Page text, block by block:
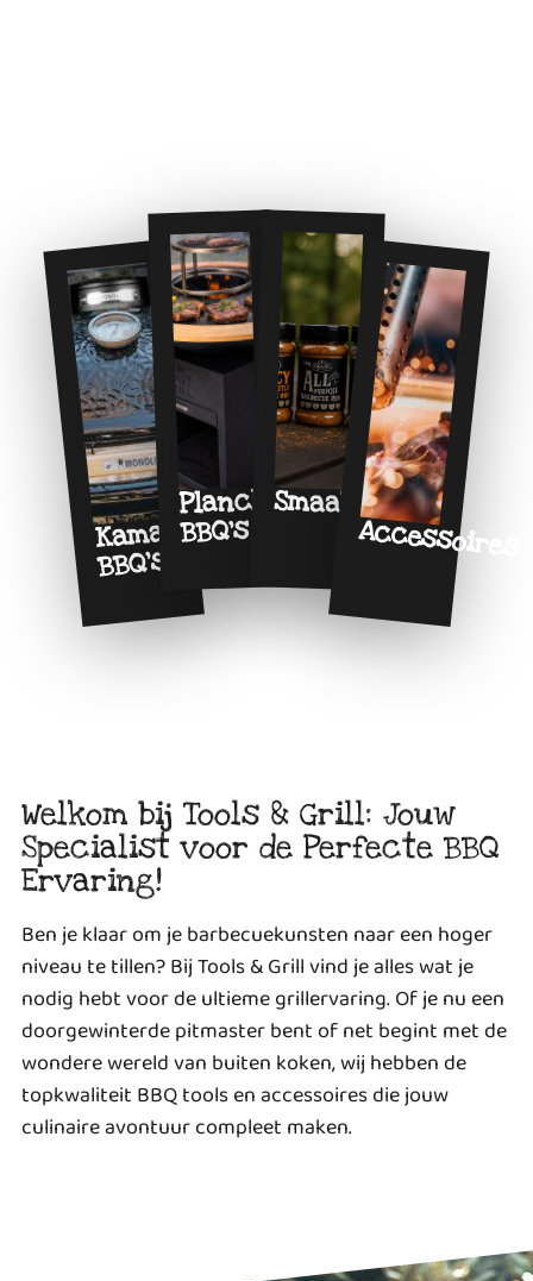
Kamado
BBQ's
Plancha
BBQ's
Smaakmakers
Accessoires
Welkom bij Tools & Grill: Jouw
Specialist voor de Perfecte BBQ
Ervaring!
Ben je klaar om je barbecuekunsten naar een hoger
niveau te tillen? Bij Tools & Grill vind je alles wat je
nodig hebt voor de ultieme grillervaring. Of je nu een
doorgewinterde pitmaster bent of net begint met de
wondere wereld van buiten koken, wij hebben de
topkwaliteit BBQ tools en accessoires die jouw
culinaire avontuur compleet maken.